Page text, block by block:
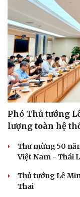
Phó Thủ tướng
lượng toàn hệ
Thư mừng 50
Việt Nam - Thái
Thủ tướng Lê
Thai